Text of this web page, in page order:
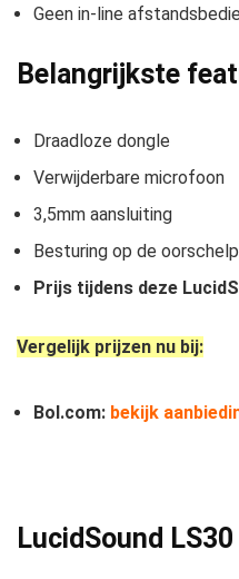
Geen in-line
Belangrijkste
Draadloze dongle
Verwijderbare microfoon
3,5mm aansluiting
Besturing op de
Prijs tijdens deze
Vergelijk prijzen nu bij:
Bol.com: bekijk
LucidSound